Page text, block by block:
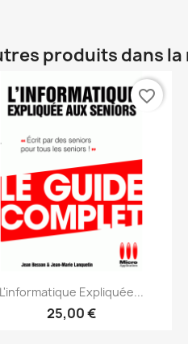
produits dans
Aperçu rapide
L'informatique Expliquée...
25,00 €
favorite_border